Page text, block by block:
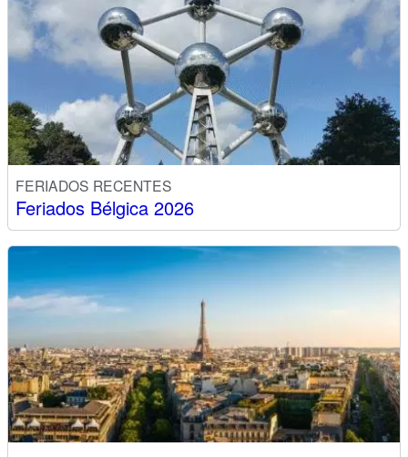
FERIADOS RECENTES
Feriados Bélgica 2026